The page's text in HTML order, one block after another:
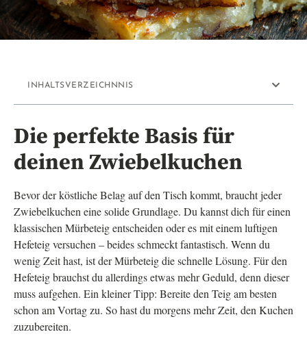
INHALTSVERZEICHNNIS
Die perfekte Basis für
deinen Zwiebelkuchen
Bevor der köstliche Belag auf den Tisch kommt, braucht jeder
Zwiebelkuchen eine solide Grundlage. Du kannst dich für einen
klassischen Mürbeteig entscheiden oder es mit einem luftigen
Hefeteig versuchen – beides schmeckt fantastisch. Wenn du
wenig Zeit hast, ist der Mürbeteig die schnelle Lösung. Für den
Hefeteig brauchst du allerdings etwas mehr Geduld, denn dieser
muss aufgehen. Ein kleiner Tipp: Bereite den Teig am besten
schon am Vortag zu. So hast du morgens mehr Zeit, den Kuchen
zuzubereiten.